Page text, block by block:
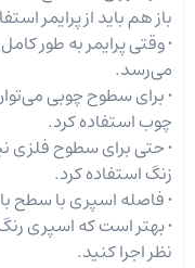
باز هم باید از پرایمر
• وقتی پرایمر به طور
می‌رسد.
• برای سطوح چوبی
چوب استفاده کرد.
• حتی برای سطوح فلزی
زنگ استفاده کرد.
• فاصله اسپری با سطح باید حدود 20 تا 25
• بهتر است که اسپری رنگ
نظر اجرا کنید.